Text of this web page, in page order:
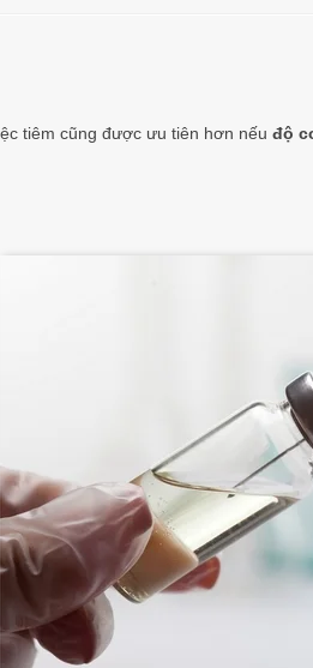
tiêm cũng được ưu tiên hơn nếu độ